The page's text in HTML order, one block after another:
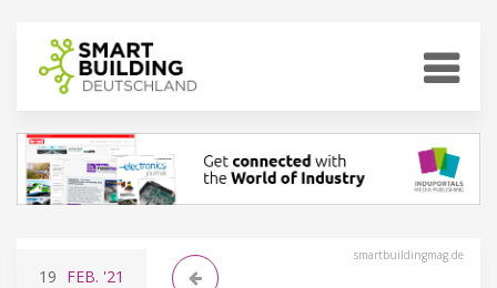
smartbuildingmag.de
19 FEB. '21